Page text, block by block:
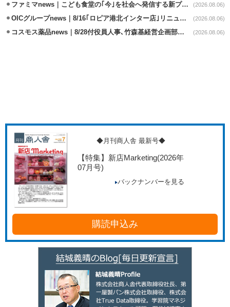
ファミマnews｜こども食堂の｢今｣を社会へ発信する新プロジェクト始動 (2026.08.06)
OICグループnews｜8/16｢ロピア港北インター店｣リニューアル/食品売場拡大 (2026.08.06)
コスモス薬品news｜8/28付役員人事､竹森基経営企画部長が取締役昇格 (2026.08.06)
◆月刊商人舎 最新号◆
【特集】新店Marketing(2026年
07月号)
バックナンバーを見る
購読申込み